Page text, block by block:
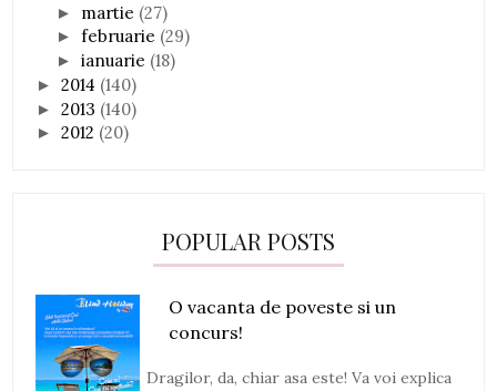
► martie (27)
►februarie (29)
►ianuarie (18)
►2014 (140)
►2013 (140)
►2012 (20)
POPULAR POSTS
O vacanta de poveste si un
concurs!
Dragilor, da, chiar asa este! Va voi explica